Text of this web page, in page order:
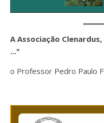
A Associação
..."
o Professor Pedro Paulo